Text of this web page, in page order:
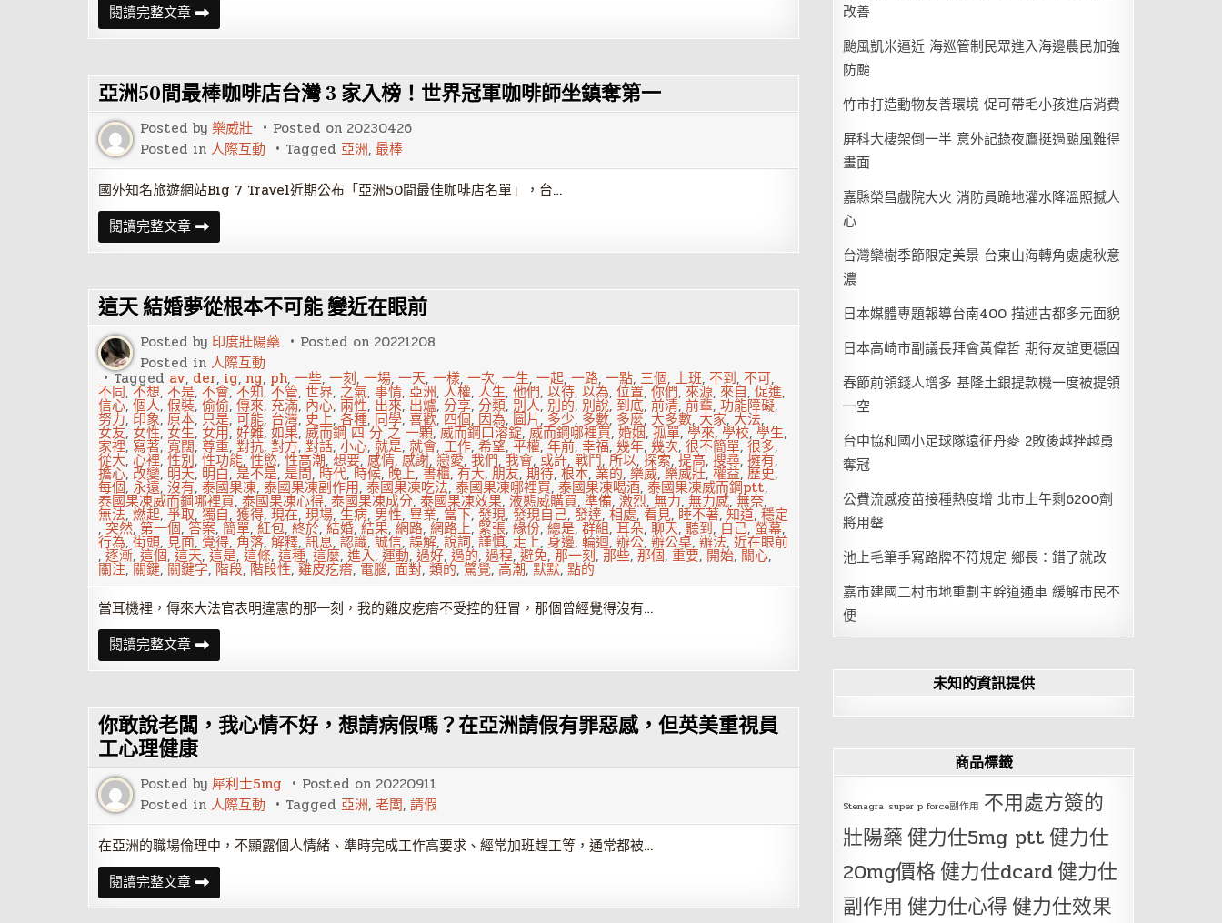
閱讀完整文章亞
洲
人
獨
巴
黎
視
為
浪
亞洲50間最棒咖啡店台灣 3 家入榜！世界冠軍咖啡師坐鎮奪第一
Posted by 樂威壯 Posted on 20230426
Posted in 人際互動 Tagged 亞洲, 最棒
國外知名旅遊網站Big 7 Travel近期公布「亞洲50間最佳咖啡店名單」，台…
閱讀完整文章亞
洲
50
棒
咖
啡
店
台
灣
3
家
入
榜！
世
界
冠
軍
咖
啡
師
坐
鎮
奪
第
一
這天 結婚夢從根本不可能 變近在眼前
Posted by 印度壯陽藥 Posted on 20221208
Posted in 人際互動
Tagged av, der, ig, ng, ph, 一些, 一刻, 一場, 一天, 一樣, 一次, 一生, 一起, 一路, 一點, 三個, 上班, 不到, 不可,
不同,不想, 不是, 不會,不知, 不管, 世界, 之氣, 事情, 亞洲, 人權, 人生, 他們, 以待, 以為, 位置, 你們, 來源,來自,促進,
信心, 個人, 假裝, 偷偷, 傳來, 充滿, 內心, 兩性, 出來, 出爐, 分享, 分類, 別人, 別的, 別說, 到底, 前清, 前輩, 功能障礙,
努力, 印象, 原本, 只是, 可能, 台灣, 史上, 各種, 同學, 喜歡, 四個, 因為, 圖片, 多少, 多數, 多麼, 大多數,大家,大法,
女友, 女性, 女生, 女用, 好難, 如果, 威而鋼 四 分 之 一顆,威而鋼口溶錠,威而鋼哪裡買, 婚姻,孤單,學來,學校, 學生,
家裡, 寫著, 寬闊, 尊重, 對抗, 對方, 對話,小心,就是, 就會,工作,希望,平權,年前,幸福,幾年,幾次,很不簡單,很多,
從大, 心裡, 性別, 性功能,性慾,性高潮,想要,感情, 感謝,戀愛, 我們, 我會, 或許,戰鬥,所以, 探索,提高, 搜尋, 擁有,
擔心, 改變, 明天, 明白,是不是, 是問,時代,時候,晚上,書櫃,有大,朋友,期待, 根本, 業的, 樂威,樂威壯, 權益, 歷史,
每個, 永遠, 沒有, 泰國果凍, 泰國果凍副作用,泰國果凍吃法,泰國果凍哪裡買,泰國果凍喝酒,泰國果凍威而鋼ptt,
泰國果凍威而鋼哪裡買, 泰國果凍心得,泰國果凍成分,泰國果凍效果,液態威購買,準備, 激烈,無力, 無力感,無奈,
無法,燃起,爭取,獨自,獲得,現在,現場,生病, 男性,畢業, 當下,發現,發現自己, 發達,相處,看見,睡不著,知道,穩定
,突然,第一個,答案,簡單,紅包,終於, 結婚,結果,網路,網路上, 緊張, 緣份,總是,群組,耳朵,聊天, 聽到,自己,螢幕,
行為,街頭, 見面,覺得,角落, 解釋,訊息,認識,誠信,誤解,說詞, 謹慎, 走上, 身邊, 輪迴, 辦公, 辦公桌,辦法,近在眼前
,逐漸,這個,這天,這是, 這條,這種, 這麼, 進入,運動,過好,過的, 過程,避免,那一刻,那些, 那個, 重要,開始,關心,
關注,關鍵,關鍵字,階段,階段性,雞皮疙瘩,電腦,面對,類的,驚覺,高潮,默默,點的
當耳機裡，傳來大法官表明違憲的那一刻，我的雞皮疙瘩不受控的狂冒，那個曾經覺得沒有…
閱讀完整文章這
天
結
從
根
本
不
可
能
變
近
在
眼
前
你敢說老闆，我心情不好，想請病假嗎？在亞洲請假有罪惡感，但英美重視員
工心理健康
Posted by 犀利士5mg Posted on 20220911
Posted in 人際互動 Tagged 亞洲, 老闆, 請假
在亞洲的職場倫理中，不顯露個人情緒、準時完成工作高要求、經常加班趕工等，通常都被…
閱讀完整文章你
敢
說
改善
颱風凱米逼近 海巡管制民眾進入海邊農民加強
防颱
竹市打造動物友善環境 促可帶毛小孩進店消費
屏科大棲架倒一半 意外記錄夜鷹挺過颱風難得
畫面
嘉縣榮昌戲院大火 消防員跪地灌水降溫照撼人
心
台灣欒樹季節限定美景 台東山海轉角處處秋意
濃
日本媒體專題報導台南400 描述古都多元面貌
日本高崎市副議長拜會黃偉哲 期待友誼更穩固
春節前領錢人增多 基隆土銀提款機一度被提領
一空
台中協和國小足球隊遠征丹麥 2敗後越挫越勇
奪冠
公費流感疫苗接種熱度增 北市上午剩6200劑
將用罄
池上毛筆手寫路牌不符規定 鄉長：錯了就改
嘉市建國二村市地重劃主幹道通車 緩解市民不
便
未知的資訊提供
商品標籤
Stenagra super p force副作用 不用處方簽的
壯陽藥健力仕5mg ptt健力仕
20mg價格健力仕dcard健力仕
副作用 健力仕心得健力仕效果